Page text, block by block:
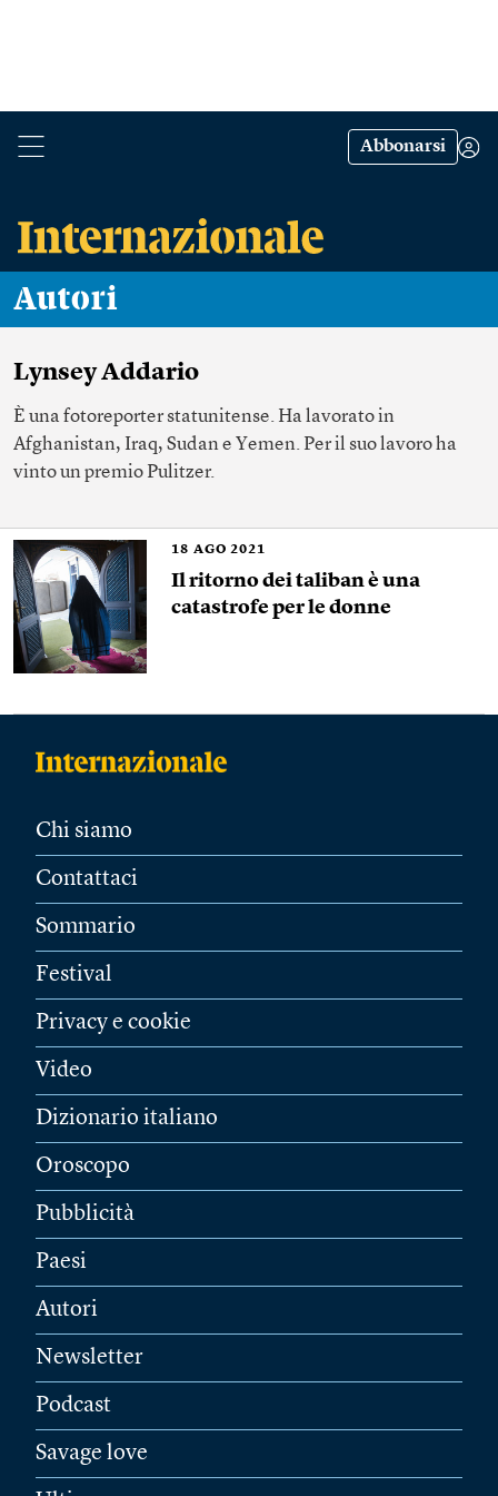
Abbonarsi
Autori
Lynsey Addario
È una fotoreporter statunitense. Ha lavorato in
Afghanistan, Iraq, Sudan e Yemen. Per il suo lavoro ha
vinto un premio Pulitzer.
18 AGO 2021
Il ritorno dei taliban è una
catastrofe per le donne
Chi siamo
Contattaci
Sommario
Festival
Privacy e cookie
Video
Dizionario italiano
Oroscopo
Pubblicità
Paesi
Autori
Newsletter
Podcast
Savage love